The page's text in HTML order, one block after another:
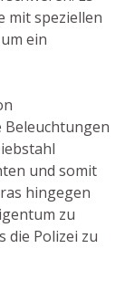
mit speziellen
ein
Beleuchtungen
und somit
hingegen
zu
die Polizei zu